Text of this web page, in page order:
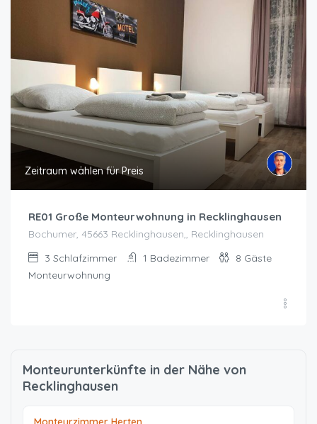
Zeitraum wählen für Preis
RE01 Große Monteurwohnung in Recklinghausen
Bochumer, 45663 Recklinghausen,, Recklinghausen
3 Schlafzimmer 1 Badezimmer 8 Gäste
Monteurwohnung
Monteurunterkünfte in der Nähe von
Recklinghausen